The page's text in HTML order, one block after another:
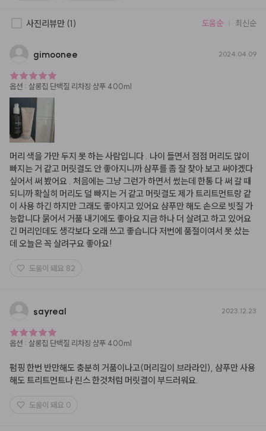
사진리뷰만 (1) 도움순 최신순
gimoonee 2024.04.09
옵션 : 살롱집 단백질 리차징 샴푸 400ml
머리 색을 가만 두지 못 하는 사람입니다 . 나이 들면서 점점 머리도 많이
빠지는 거 같고 머릿결도 안 좋아지니까 샴푸를 좀 잘 찾아 보고 써야겠다
싶어서 써 봤어요 . 처음에는 그냥 그런가 하면서 썼는데 한통 다 써 갈 때
되니까 확실히 머리도 덜 빠지는 거 같고 머릿결도 제가 트리트먼트랑 같
이 사용 하긴 하지만 그래도 좋아지고 있어요 샴푸만 해도 손으로 빗질 가
능합니다 묽어서 거품 내기에도 좋아요 지금 하나 더 살려고 하고 있어요
긴 머리인데도 생각보다 오래 쓰고 좋습니다 저번에 품절이여서 못 샀는
데 오늘은 꼭 살려구요 좋아요!
도움이 돼요 82
sayreal 2023.12.23
옵션 : 살롱집 단백질 리차징 샴푸 400ml
펌핑 한번 반만해도 충분히 거품이나고(머리길이 브라라인), 샴푸만 사용
해도 트리트먼트나 린스 한것처럼 머릿결이 부드러워요.
도움이 돼요 0